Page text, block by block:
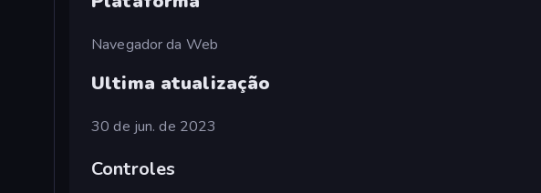
Navegador da Web
Ultima atualização
30 de jun. de 2023
Controles